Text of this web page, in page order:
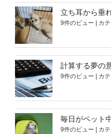
立ち耳から垂
9件のビュー | カ
計算する夢の
9件のビュー | カ
毎日がペット
9件のビュー | カ